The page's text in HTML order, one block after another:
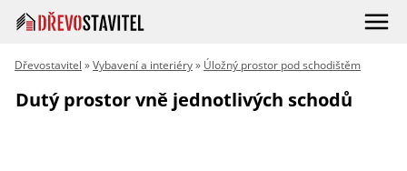
Dřevostavitel »Vybavení a interiéry» Úložný prostor pod schodištěm
Dutý prostor vně jednotlivých schodů